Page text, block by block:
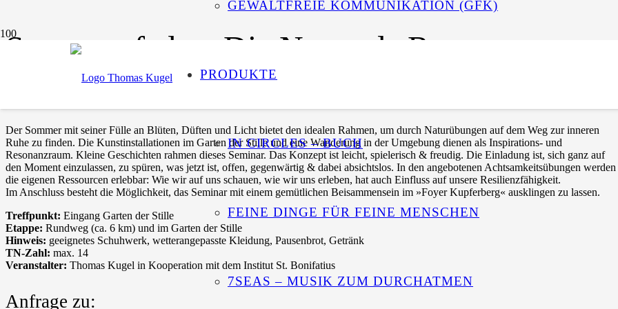
GEWALTFREIE KOMMUNIKATION (GFK)
PRODUKTE
IN CIRCLES – BUCH
FEINE DINGE FÜR FEINE MENSCHEN
7SEAS – MUSIK ZUM DURCHATMEN
Sommerpfade – Die Natur als Resonanzraum
Der Sommer mit seiner Fülle an Blüten, Düften und Licht bietet den idealen Rahmen, um durch Naturübungen auf dem Weg zur inneren
Ruhe zu finden. Die Kunstinstallationen im Garten der Stille und eine Wanderung in der Umgebung dienen als Inspirations- und
Resonanzraum. Kleine Geschichten rahmen dieses Seminar. Das Konzept ist leicht, spielerisch & freudig. Die Einladung ist, sich ganz auf
den Moment einzulassen, zu spüren, was jetzt ist, offen, gegenwärtig & dabei absichtslos. In den angebotenen Achtsamkeitsübungen werden
die eigenen Ressourcen erlebbar: Wie wir auf uns schauen, wie wir uns erleben, hat auch Einfluss auf unsere Resilienzfähigkeit.
Im Anschluss besteht die Möglichkeit, das Seminar mit einem gemütlichen Beisammensein im »Foyer Kupferberg« ausklingen zu lassen.
Treffpunkt: Eingang Garten der Stille
Etappe: Rundweg (ca. 6 km) und im Garten der Stille
Hinweis: geeignetes Schuhwerk, wetterangepasste Kleidung, Pausenbrot, Getränk
TN-Zahl: max. 14
Veranstalter: Thomas Kugel in Kooperation mit dem Institut St. Bonifatius
Anfrage zu: